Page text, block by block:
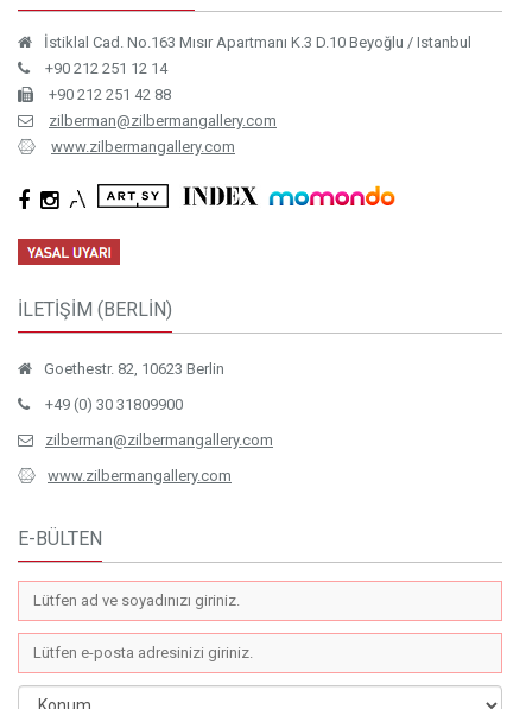
İstiklal Cad. No.163 Mısır Apartmanı K.3 D.10 Beyoğlu / Istanbul
+90 212 251 12 14
+90 212 251 42 88
zilberman@zilbermangallery.com
www.zilbermangallery.com
İLETİŞİM (BERLİN)
Goethestr. 82, 10623 Berlin
+49 (0) 30 31809900
zilberman@zilbermangallery.com
www.zilbermangallery.com
E-BÜLTEN